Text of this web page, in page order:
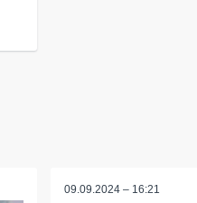
09.09.2024 – 16:21